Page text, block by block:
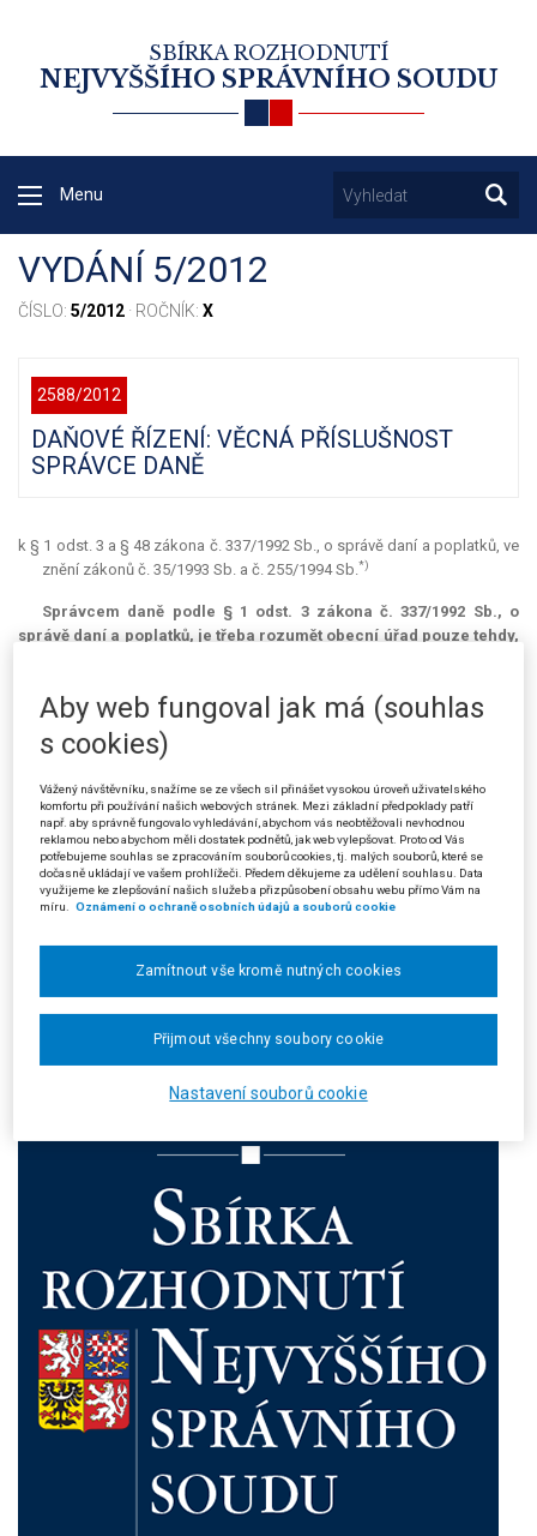
SBÍRKA ROZHODNUTÍ
NEJVYŠŠÍHO SPRÁVNÍHO SOUDU
Menu
VYDÁNÍ 5/2012
ČÍSLO: 5/2012 · ROČNÍK: X
2588/2012
DAŇOVÉ ŘÍZENÍ: VĚCNÁ PŘÍSLUŠNOST
SPRÁVCE DANĚ
k § 1 odst. 3 a § 48 zákona č. 337/1992 Sb., o správě daní a poplatků, ve
znění zákonů č. 35/1993 Sb. a č. 255/1994 Sb.*)
Správcem daně podle § 1 odst. 3 zákona č. 337/1992 Sb., o
správě daní a poplatků, je třeba rozumět obecní úřad pouze tehdy,
zákona věcně příslušný. Podal-li daňový subjekt odvolání proti
dodatečnému platebnímu výměru na daň z příjmů k obecnímu
úřadu, který není k její správě věcně příslušný, a tento jej až po
uplynutí lhůty k podání odvolání zaslal věcně příslušnému
finančnímu úřadu, není toto odvolání podané včas.
(Podle rozsudku Nejvyššího správního soudu ze dne 19. 2. 2008, čj. 2 Afs
101/2007-49)
Prejudikatura:č. 16/2003 Sb. NSS, č. 869/2006 Sb. NSS a č. 1115/2007
S účinností od 1. 1. 2011 nahrazen zákonem č. 280/2009 Sb., daňový řád.
Aby web fungoval jak má (souhlas
s cookies)
Vážený návštěvníku, snažíme se ze všech sil přinášet vysokou úroveň uživatelského
komfortu při používání našich webových stránek. Mezi základní předpoklady patří
např. aby správně fungovalo vyhledávání, abychom vás neobtěžovali nevhodnou
reklamou nebo abychom měli dostatek podnětů, jak web vylepšovat. Proto od Vás
potřebujeme souhlas se zpracováním souborů cookies, tj. malých souborů, které se
dočasně ukládají ve vašem prohlížeči. Předem děkujeme za udělení souhlasu. Data
využijeme ke zlepšování našich služeb a přizpůsobení obsahu webu přímo Vám na
míru.
Oznámení o ochraně osobních údajů a souborů cookie
Nastavení souborů cookie
Zamítnout vše kromě nutných cookies
Přijmout všechny soubory cookie